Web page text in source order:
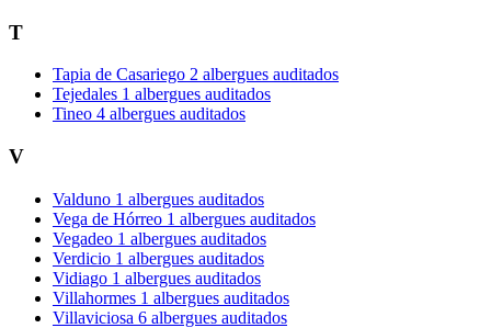
T
Tapia de Casariego 2 albergues auditados
Tejedales 1 albergues auditados
Tineo 4 albergues auditados
V
Valduno 1 albergues auditados
Vega de Hórreo 1 albergues auditados
Vegadeo 1 albergues auditados
Verdicio 1 albergues auditados
Vidiago 1 albergues auditados
Villahormes 1 albergues auditados
Villaviciosa 6 albergues auditados